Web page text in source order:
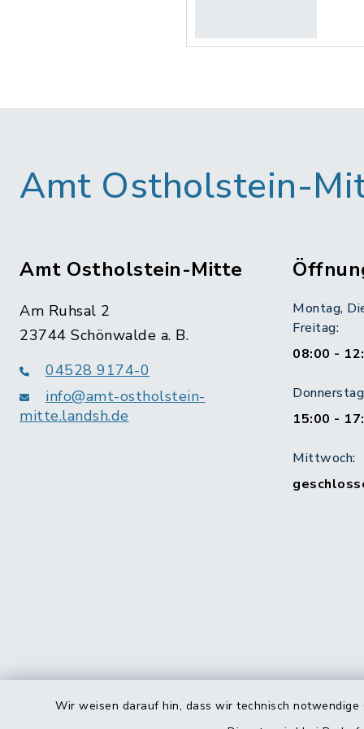
Wir weisen darauf hin, dass wir technisch
Amt Ostholstein-
Amt Ostholstein-Mitte
Am Ruhsal 2
23744 Schönwalde a. B.
04528 9174-0
info@amt-ostholstein-
mitte.landsh.de
Montag,
Freitag:
08:00 -
15:00 -
Mittwoch: